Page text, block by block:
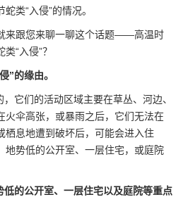
类“入侵”的情况。
来跟您来聊一聊这个话题——高温时
“入侵”？
”的缘由。
，它们的活动区域主要在草丛、河边、
火伞高张，或暴雨之后，它们无法在
栖息地遭到破坏后，可能会进入住
地势低的公开室、一层住宅，或庭院
的公开室、一层住宅以及庭院等重点